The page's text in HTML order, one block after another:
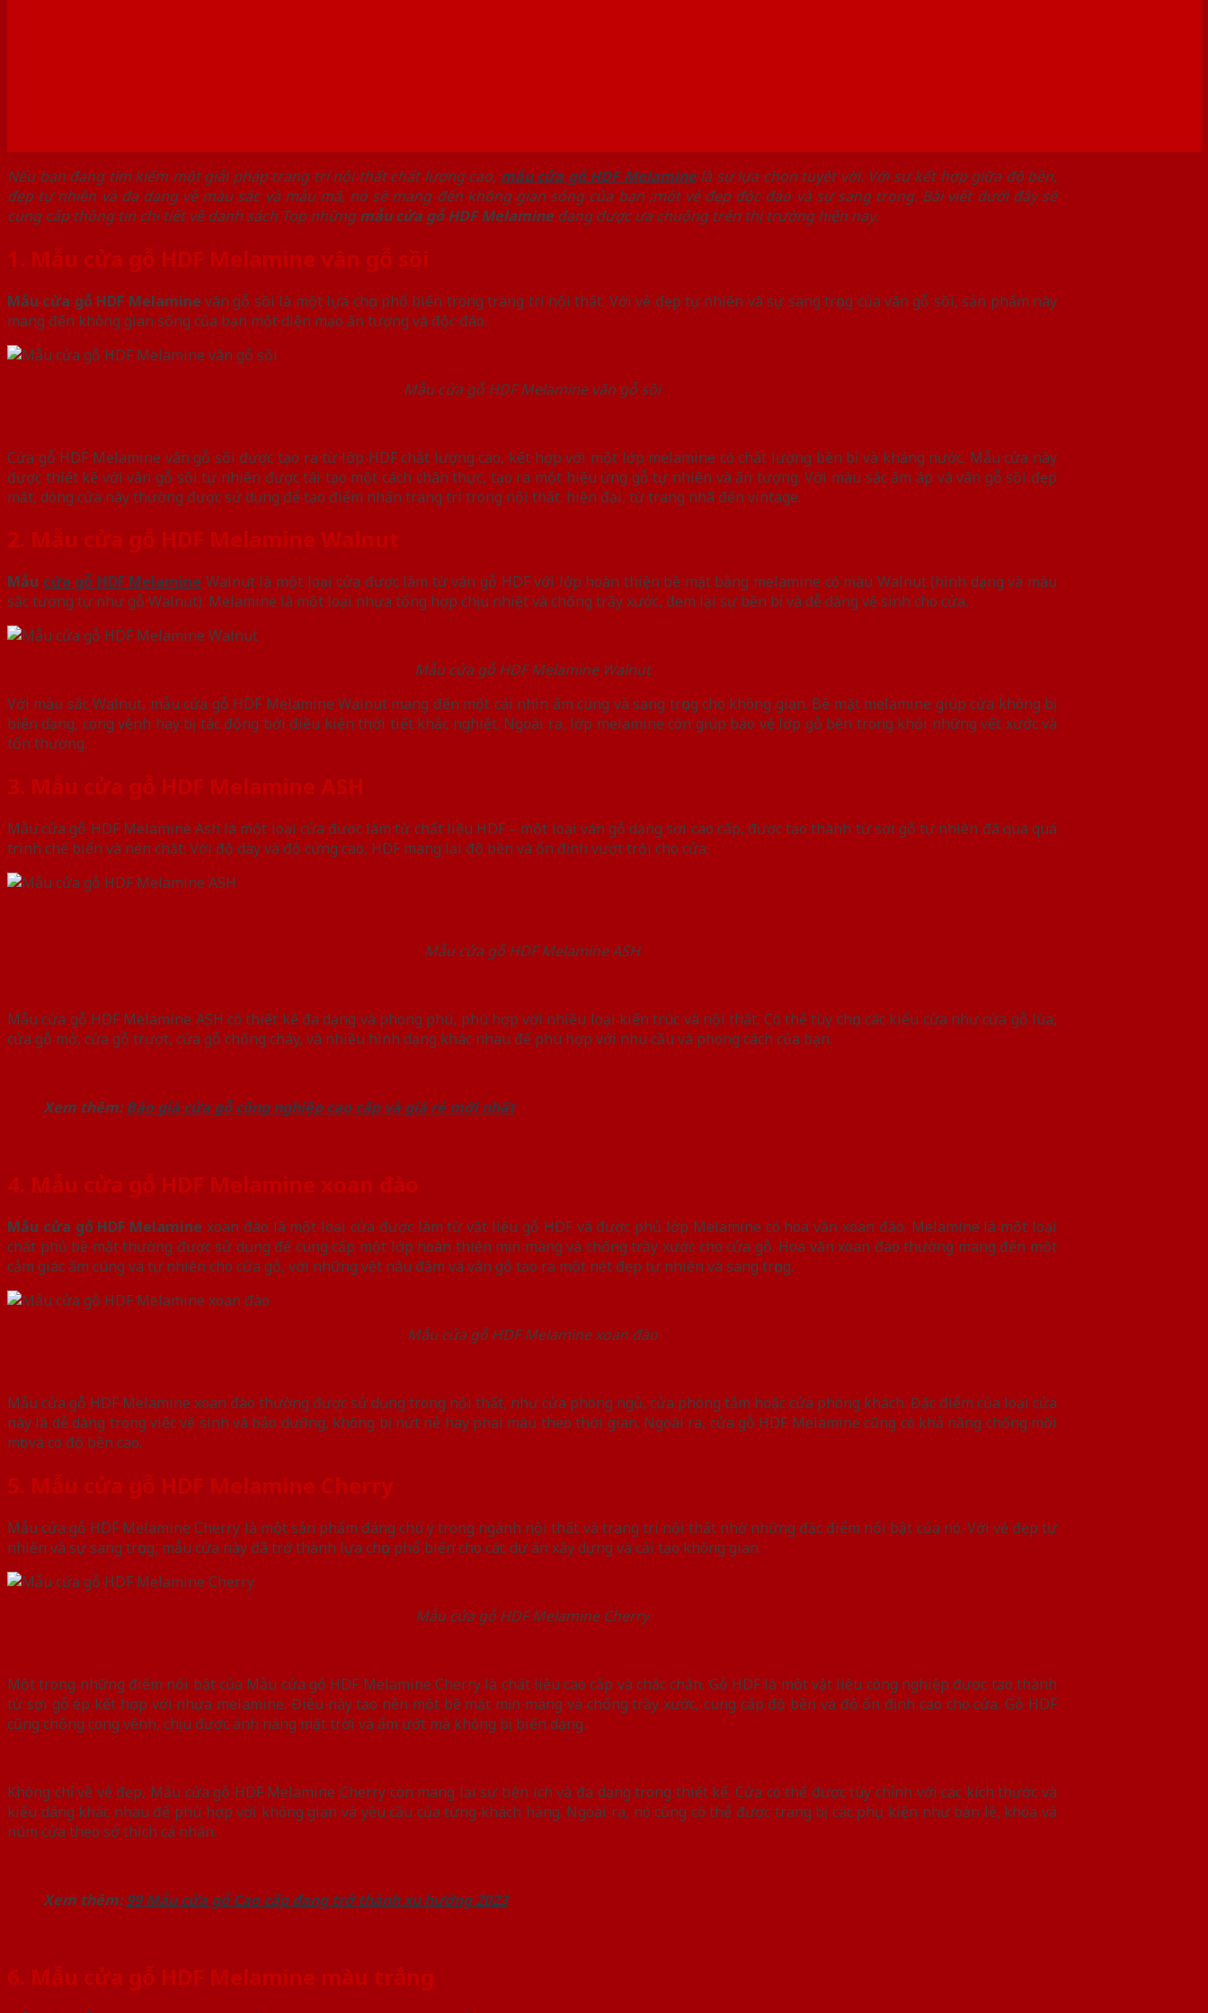
Nếu bạn đang tìm kiếm một giải pháp trang trí nội thất chất lượng cao, mẫu cửa gỗ HDF Melaminelà sự lựa chọn tuyệt vời. Với sự kết hợp giữa độ bền,
đẹp tự nhiên và đa dạng về màu sắc và mẫu mã, nó sẽ mang đến không gian sống của bạn ;một vẻ đẹp độc đáo và sự sang trọng. Bài viết dưới đây sẽ
cung cấp thông tin chi tiết về danh sách Top nhữngmẫu cửa gỗ HDF Melamine đang được ưa chuộng trên thị trường hiện nay.
1. Mẫu cửa gỗ HDF Melamine vân gỗ sồi
Mẫu cửa gỗ HDF Melamine vân gỗ sồi là một lựa chọn phổ biến trong trang trí nội thất. Với vẻ đẹp tự nhiên và sự sang trọng của vân gỗ sồi, sản phẩm này
mang đến không gian sống của bạn một diện mạo ấn tượng và độc đáo.
Mẫu cửa gỗ HDF Melamine vân gỗ sồi
Cửa gỗ HDF Melamine vân gỗ sồi được tạo ra từ lớp HDF chất lượng cao, kết hợp với một lớp melamine có chất lượng bền bỉ và kháng nước. Mẫu cửa này
được thiết kế với vân gỗ sồi tự nhiên được tái tạo một cách chân thực, tạo ra một hiệu ứng gỗ tự nhiên và ấn tượng. Với màu sắc ấm áp và vân gỗ sồi đẹp
mắt, dòng cửa này thường được sử dụng để tạo điểm nhấn trang trí trong nội thất. hiện đại, từ trang nhã đến vintage.
2. Mẫu cửa gỗ HDF Melamine Walnut
Mẫu cửa gỗ HDF Melamine Walnut là một loại cửa được làm từ ván gỗ HDF với lớp hoàn thiện bề mặt bằng melamine có màu Walnut (hình dạng và màu
sắc tương tự như gỗ Walnut). Melamine là một loại nhựa tổng hợp chịu nhiệt và chống trầy xước, đem lại sự bền bỉ và dễ dàng vệ sinh cho cửa.
Mẫu cửa gỗ HDF Melamine Walnut
Với màu sắc Walnut, mẫu cửa gỗ HDF Melamine Walnut mang đến một cái nhìn ấm cúng và sang trọng cho không gian. Bề mặt melamine giúp cửa không bị
biến dạng, cong vênh hay bị tác động bởi điều kiện thời tiết khắc nghiệt. Ngoài ra, lớp melamine còn giúp bảo vệ lớp gỗ bên trong khỏi những vết xước và
tổn thương.
3. Mẫu cửa gỗ HDF Melamine ASH
Mẫu cửa gỗ HDF Melamine Ash là một loại cửa được làm từ chất liệu HDF – một loại ván gỗ dạng sợi cao cấp, được tạo thành từ sợi gỗ tự nhiên đã qua quá
trình chế biến và nén chặt. Với độ dày và độ cứng cao, HDF mang lại độ bền và ổn định vượt trội cho cửa.
Mẫu cửa gỗ HDF Melamine ASH
Mẫu cửa gỗ HDF Melamine ASH có thiết kế đa dạng và phong phú, phù hợp với nhiều loại kiến trúc và nội thất. Có thể tùy chọn các kiểu cửa như cửa gỗ lùa,
cửa gỗ mở, cửa gỗ trượt, cửa gỗ chống cháy, và nhiều hình dạng khác nhau để phù hợp với nhu cầu và phong cách của bạn.
Xem thêm:Báo giá cửa gỗ công nghiệp cao cấp và giá rẻ mới nhất
4. Mẫu cửa gỗ HDF Melamine xoan đào
Mẫu cửa gỗ HDF Melamine xoan đào là một loại cửa được làm từ vật liệu gỗ HDF và được phủ lớp Melamine có hoa văn xoan đào. Melamine là một loại
chất phủ bề mặt thường được sử dụng để cung cấp một lớp hoàn thiện mịn màng và chống trầy xước cho cửa gỗ. Hoa văn xoan đào thường mang đến một
cảm giác ấm cúng và tự nhiên cho cửa gỗ, với những vệt nâu đậm và vân gỗ tạo ra một nét đẹp tự nhiên và sang trọng.
Mẫu cửa gỗ HDF Melamine xoan đào
Mẫu cửa gỗ HDF Melamine xoan đào thường được sử dụng trong nội thất, như cửa phòng ngủ, cửa phòng tắm hoặc cửa phòng khách. Đặc điểm của loại cửa
này là dễ dàng trong việc vệ sinh và bảo dưỡng, không bị nứt nẻ hay phai màu theo thời gian. Ngoài ra, cửa gỗ HDF Melamine cũng có khả năng chống mối
mọt và có độ bền cao.
5. Mẫu cửa gỗ HDF Melamine Cherry
Mẫu cửa gỗ HDF Melamine Cherry là một sản phẩm đáng chú ý trong ngành nội thất và trang trí nội thất nhờ những đặc điểm nổi bật của nó. Với vẻ đẹp tự
nhiên và sự sang trọng, mẫu cửa này đã trở thành lựa chọn phổ biến cho các dự án xây dựng và cải tạo không gian.
Mẫu cửa gỗ HDF Melamine Cherry
Một trong những điểm nổi bật của Mẫu cửa gỗ HDF Melamine Cherry là chất liệu cao cấp và chắc chắn. Gỗ HDF là một vật liệu công nghiệp được tạo thành
từ sợi gỗ ép kết hợp với nhựa melamine. Điều này tạo nên một bề mặt mịn màng và chống trầy xước, cung cấp độ bền và độ ổn định cao cho cửa. Gỗ HDF
cũng chống cong vênh, chịu được ánh nắng mặt trời và ẩm ướt mà không bị biến dạng.
Không chỉ về vẻ đẹp, Mẫu cửa gỗ HDF Melamine Cherry còn mang lại sự tiện ích và đa dạng trong thiết kế. Cửa có thể được tùy chỉnh với các kích thước và
kiểu dáng khác nhau để phù hợp với không gian và yêu cầu của từng khách hàng. Ngoài ra, nó cũng có thể được trang bị các phụ kiện như bản lề, khóa và
núm cửa theo sở thích cá nhân.
Xem thêm:99 Mẫu cửa gỗ Cao cấp đang trở thành xu hướng 2023
6. Mẫu cửa gỗ HDF Melamine màu trắng